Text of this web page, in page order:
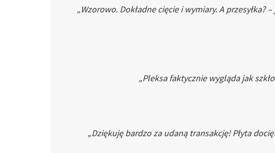
„Wzorowo. Dokładne cięcie i wymiary. A
„Pleksa faktycznie wygląda jak
„Dziękuję bardzo za udaną transakcję! Płyta